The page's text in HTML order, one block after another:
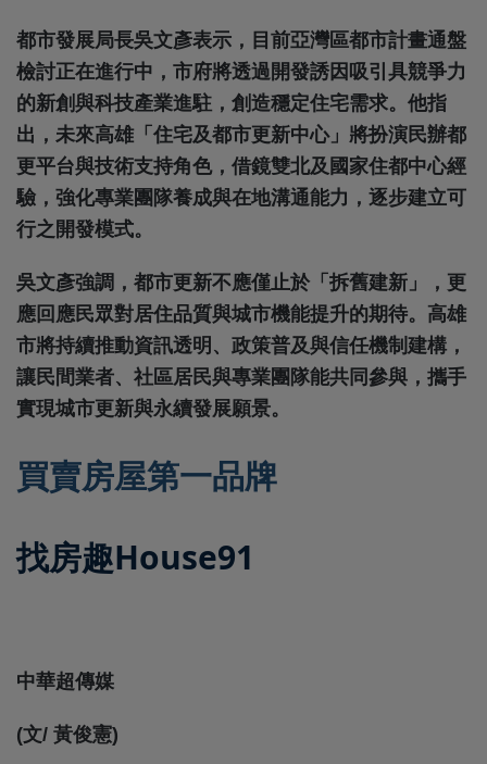
都市發展局長吳文彥表示，目前亞灣區都市計畫通盤
檢討正在進行中，市府將透過開發誘因吸引具競爭力
的新創與科技產業進駐，創造穩定住宅需求。他指
出，未來高雄「住宅及都市更新中心」將扮演民辦都
更平台與技術支持角色，借鏡雙北及國家住都中心經
驗，強化專業團隊養成與在地溝通能力，逐步建立可
行之開發模式。
吳文彥強調，都市更新不應僅止於「拆舊建新」，更
應回應民眾對居住品質與城市機能提升的期待。高雄
市將持續推動資訊透明、政策普及與信任機制建構，
讓民間業者、社區居民與專業團隊能共同參與，攜手
實現城市更新與永續發展願景。
買賣房屋第一品牌
找房趣House91
中華超傳媒
(文/ 黃俊憲)